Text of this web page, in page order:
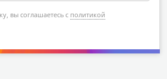
вы соглашаетесь с политикой